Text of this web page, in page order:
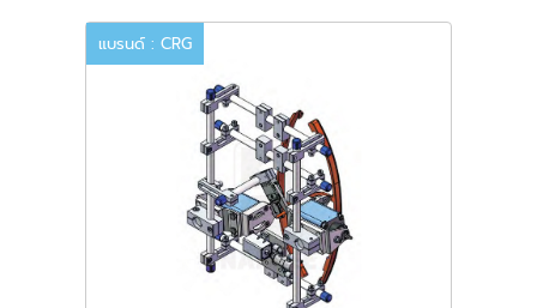
แบรนด์ : CRG